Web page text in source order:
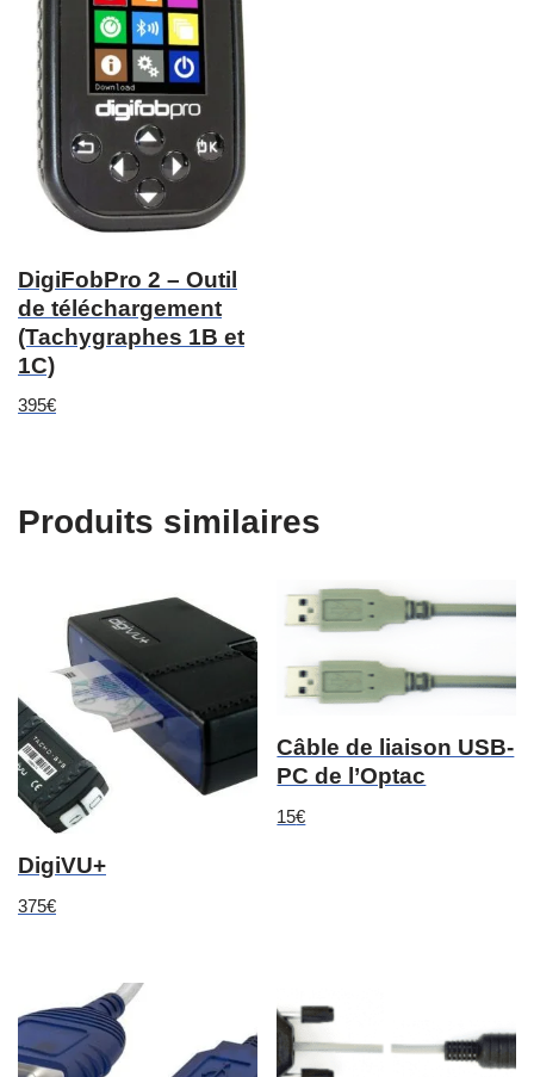
DigiFobPro 2 – Outil
de téléchargement
(Tachygraphes 1B et
1C)
395€
Produits similaires
DigiVU+
375€
Câble de liaison USB-
PC de l’Optac
15€